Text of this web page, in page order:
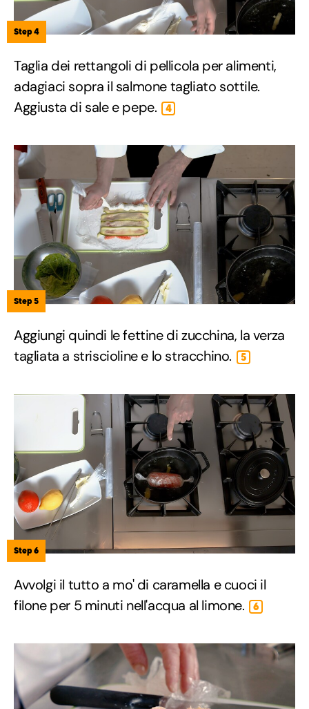
Step 4
Taglia dei rettangoli di pellicola per alimenti,
adagiaci sopra il salmone tagliato sottile.
Aggiusta di sale e pepe.
4
Step 5
Aggiungi quindi le fettine di zucchina, la verza
tagliata a striscioline e lo stracchino.
5
Step 6
Avvolgi il tutto a mo' di caramella e cuoci il
filone per 5 minuti nell'acqua al limone.
6